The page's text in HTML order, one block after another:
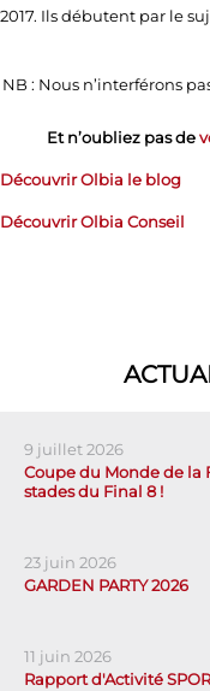
2017. Ils débutent par le
NB : Nous n’interférons
Et n’oubliez pas de
Découvrir Olbia le blog
Découvrir Olbia Conseil
9 juillet 2026
Coupe du Monde de la
stades du Final 8 !
23 juin 2026
GARDEN PARTY 2026
11 juin 2026
Rapport d'Activité